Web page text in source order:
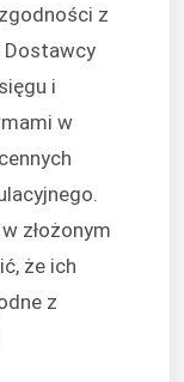
z
Dostawcy
i
w
złożonym
że ich
z